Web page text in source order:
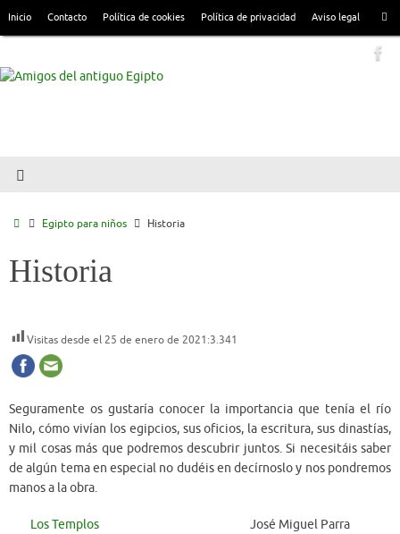
Inicio Contacto Política de cookies Política de privacidad Aviso legal
Egipto para niños Historia
Historia
Visitas desde el 25 de enero de 2021:3.341
Seguramente os gustaría conocer la importancia que tenía el río
Nilo, cómo vivían los egipcios, sus oficios, la escritura, sus dinastías,
y mil cosas más que podremos descubrir juntos. Si necesitáis saber
de algún tema en especial no dudéis en decírnoslo y nos pondremos
manos a la obra.
Los Templos
José Miguel Parra